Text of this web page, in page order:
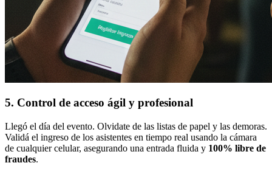
5. Control de acceso ágil y profesional
Llegó el día del evento. Olvidate de las listas de papel y las demoras.
Validá el ingreso de los asistentes en tiempo real usando la cámara
de cualquier celular, asegurando una entrada fluida y 100% libre de
fraudes.